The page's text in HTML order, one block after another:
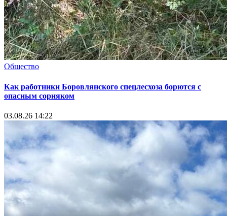
Общество
Как работники Боровлянского спецлесхоза борются с
опасным сорняком
03.08.26 14:22